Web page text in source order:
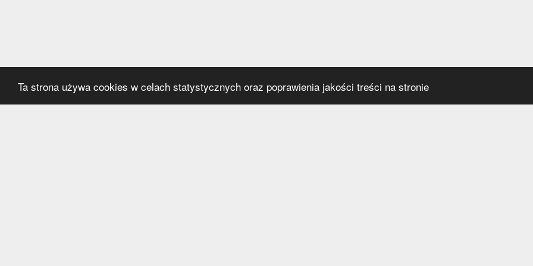
Ta strona używa cookies w celach statystycznych oraz poprawienia jakości treści na stronie